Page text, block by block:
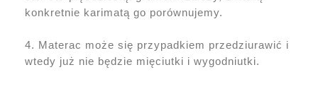
konkretnie karimatą go porównujemy.
4. Materac może się przypadkiem przedziurawić i
wtedy już nie będzie mięciutki i wygodniutki.